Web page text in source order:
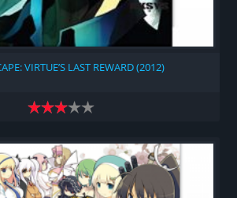
VIRTUE’S LAST REWARD (2012)